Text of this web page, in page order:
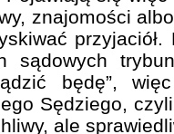
znajomości
sądowych
będę”,
Sędziego,
ale